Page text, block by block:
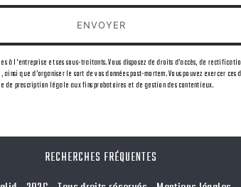
ENVOYER
à l'entreprise et ses sous-traitants. Vous disposez de droits d’accès, de
que d’organiser le sort de vos données post-mortem. Vous pouvez
de prescription légale aux fins probatoires et de gestion des contentieux.
RECHERCHES FRÉQUENTES